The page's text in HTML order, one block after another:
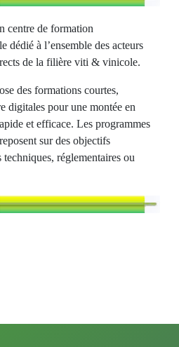
centre de formation
dédié à l’ensemble des acteurs
de la filière viti & vinicole.
des formations courtes,
digitales pour une montée en
et efficace. Les programmes
sur des objectifs
techniques, réglementaires ou